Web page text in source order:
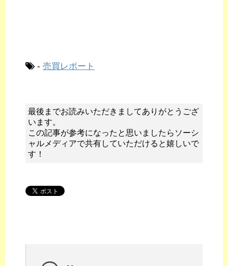
- 売買レポート
最後までお読みいただきましてありがとうござ
います。
この記事が参考になったと思いましたらソーシ
ャルメディアで共有していただけると嬉しいで
す！